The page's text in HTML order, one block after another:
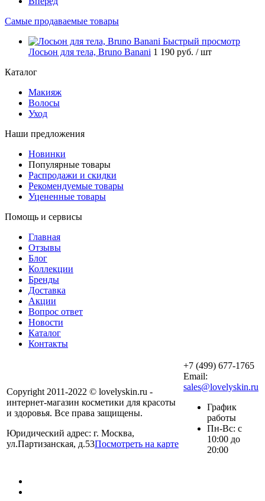
Самые продаваемые товары
Быстрый просмотр
Лосьон для тела, Bruno Banani 1 190 руб. / шт
Каталог
Макияж
Волосы
Уход
Наши предложения
Новинки
Популярные товары
Распродажи и скидки
Рекомендуемые товары
Уцененные товары
Помощь и сервисы
Главная
Отзывы
Блог
Коллекции
Бренды
Доставка
Акции
Вопрос ответ
Новости
Каталог
Контакты
Copyright 2011-2022 © lovelyskin.ru -
интернет-магазин косметики для красоты
и здоровья. Все права защищены.
Юридический адрес: г. Москва,
ул.Партизанская, д.53Посмотреть на карте
+7 (499) 677-1765
Email:
sales@lovelyskin.ru
График
работы
Пн-Вс: с
10:00 до
20:00